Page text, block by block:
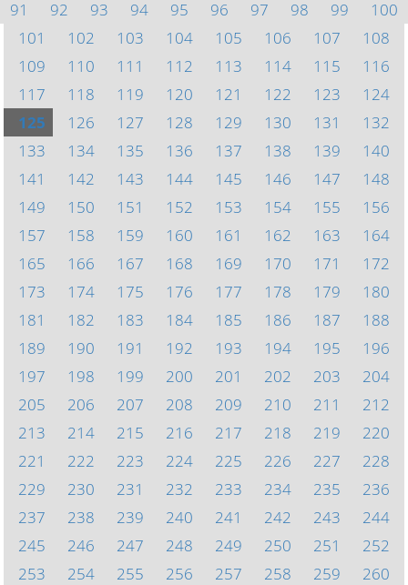
91
92 93 94 95 96 97 98 99
100
101
102 103 104 105 106 107
108
109
110 111 112 113 114 115
116
117
118 119 120 121 122 123
124
125
126 127 128 129 130 131
132
133
134 135 136 137 138 139
140
141
142 143 144 145 146 147
148
149
150 151 152 153 154 155
156
157
158 159 160 161 162 163
164
165
166 167 168 169 170 171
172
173
174 175 176 177 178 179
180
181
182 183 184 185 186 187
188
189
190 191 192 193 194 195
196
197
198 199 200 201 202 203
204
205
206 207 208 209 210 211
212
213
214 215 216 217 218 219
220
221
222 223 224 225 226 227
228
229
230 231 232 233 234 235
236
237
238 239 240 241 242 243
244
245
246 247 248 249 250 251
252
253
254 255 256 257 258 259
260